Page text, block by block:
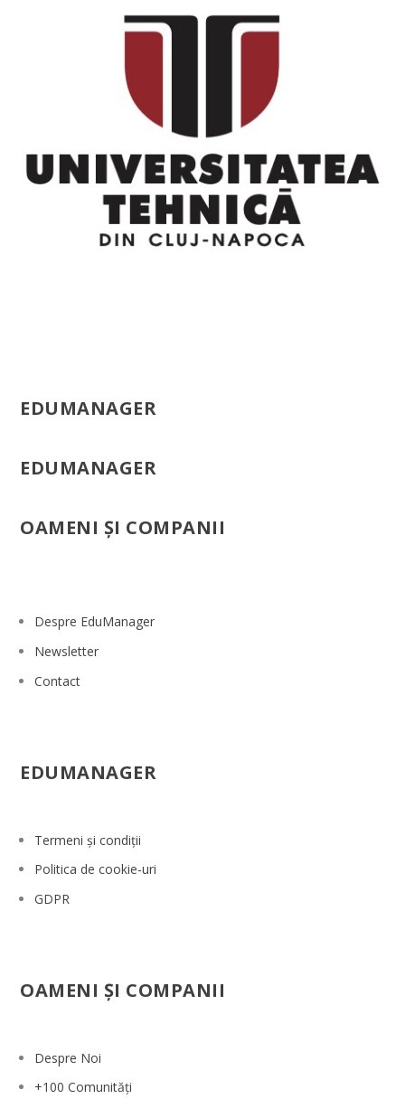
EDUMANAGER
EDUMANAGER
OAMENI ŞI COMPANII
Despre EduManager
Newsletter
Contact
EDUMANAGER
Termeni și condiții
Politica de cookie-uri
GDPR
OAMENI ŞI COMPANII
Despre Noi
+100 Comunități